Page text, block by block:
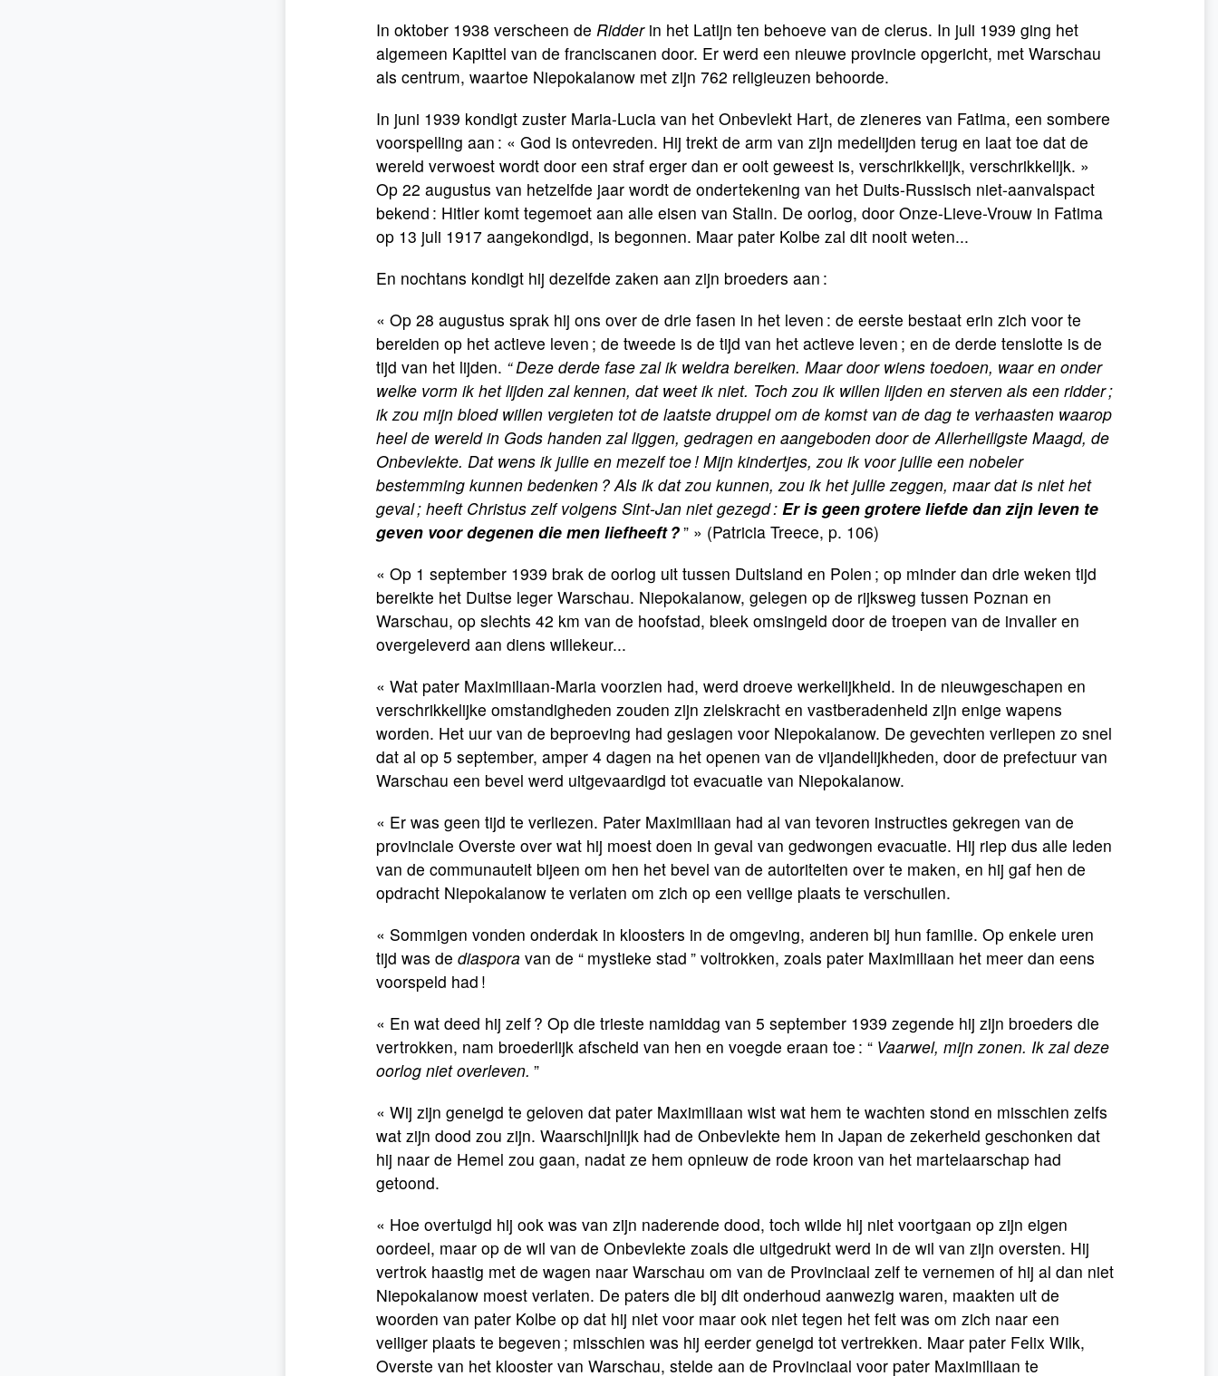
In oktober 1938 verscheen de Ridderin het Latijn ten behoeve van de clerus. In juli 1939 ging het
algemeen Kapittel van de franciscanen door. Er werd een nieuwe provincie opgericht, met Warschau
als centrum, waartoe Niepokalanow met zijn 762 religieuzen behoorde.
In juni 1939 kondigt zuster Maria-Lucia van het Onbevlekt Hart, de zieneres van Fatima, een sombere
voorspelling aan : « God is ontevreden. Hij trekt de arm van zijn medelijden terug en laat toe dat de
wereld verwoest wordt door een straf erger dan er ooit geweest is, verschrikkelijk, verschrikkelijk. »
Op 22 augustus van hetzelfde jaar wordt de ondertekening van het Duits-Russisch niet-aanvalspact
bekend : Hitler komt tegemoet aan alle eisen van Stalin. De oorlog, door Onze-Lieve-Vrouw in Fatima
op 13 juli 1917 aangekondigd, is begonnen. Maar pater Kolbe zal dit nooit weten...
En nochtans kondigt hij dezelfde zaken aan zijn broeders aan :
« Op 28 augustus sprak hij ons over de drie fasen in het leven : de eerste bestaat erin zich voor te
bereiden op het actieve leven ; de tweede is de tijd van het actieve leven ; en de derde tenslotte is de
tijd van het lijden. “Deze derde fase zal ik weldra bereiken. Maar door wiens toedoen, waar en onder
welke vorm ik het lijden zal kennen, dat weet ik niet. Toch zou ik willen lijden en sterven als een ridder ;
ik zou mijn bloed willen vergieten tot de laatste druppel om de komst van de dag te verhaasten waarop
heel de wereld in Gods handen zal liggen, gedragen en aangeboden door de Allerheiligste Maagd, de
Onbevlekte. Dat wens ik jullie en mezelf toe ! Mijn kindertjes, zou ik voor jullie een nobeler
bestemming kunnen bedenken ? Als ik dat zou kunnen, zou ik het jullie zeggen, maar dat is niet het
geval ; heeft Christus zelf volgens Sint-Jan niet gezegd : Er is geen grotere liefde dan zijn leven te
geven voor degenen die men liefheeft ?” » (Patricia Treece, p. 106)
« Op 1 september 1939 brak de oorlog uit tussen Duitsland en Polen ; op minder dan drie weken tijd
bereikte het Duitse leger Warschau. Niepokalanow, gelegen op de rijksweg tussen Poznan en
Warschau, op slechts 42 km van de hoofstad, bleek omsingeld door de troepen van de invaller en
overgeleverd aan diens willekeur...
« Wat pater Maximiliaan-Maria voorzien had, werd droeve werkelijkheid. In de nieuwgeschapen en
verschrikkelijke omstandigheden zouden zijn zielskracht en vastberadenheid zijn enige wapens
worden. Het uur van de beproeving had geslagen voor Niepokalanow. De gevechten verliepen zo snel
dat al op 5 september, amper 4 dagen na het openen van de vijandelijkheden, door de prefectuur van
Warschau een bevel werd uitgevaardigd tot evacuatie van Niepokalanow.
« Er was geen tijd te verliezen. Pater Maximiliaan had al van tevoren instructies gekregen van de
provinciale Overste over wat hij moest doen in geval van gedwongen evacuatie. Hij riep dus alle leden
van de communauteit bijeen om hen het bevel van de autoriteiten over te maken, en hij gaf hen de
opdracht Niepokalanow te verlaten om zich op een veilige plaats te verschuilen.
« Sommigen vonden onderdak in kloosters in de omgeving, anderen bij hun familie. Op enkele uren
tijd was de diaspora van de “ mystieke stad ” voltrokken, zoals pater Maximiliaan het meer dan eens
voorspeld had !
« En wat deed hij zelf ? Op die trieste namiddag van 5 september 1939 zegende hij zijn broeders die
vertrokken, nam broederlijk afscheid van hen en voegde eraan toe : “ Vaarwel, mijn zonen. Ik zal deze
oorlog niet overleven. ”
« Wij zijn geneigd te geloven dat pater Maximiliaan wist wat hem te wachten stond en misschien zelfs
wat zijn dood zou zijn. Waarschijnlijk had de Onbevlekte hem in Japan de zekerheid geschonken dat
hij naar de Hemel zou gaan, nadat ze hem opnieuw de rode kroon van het martelaarschap had
getoond.
« Hoe overtuigd hij ook was van zijn naderende dood, toch wilde hij niet voortgaan op zijn eigen
oordeel, maar op de wil van de Onbevlekte zoals die uitgedrukt werd in de wil van zijn oversten. Hij
vertrok haastig met de wagen naar Warschau om van de Provinciaal zelf te vernemen of hij al dan niet
Niepokalanow moest verlaten. De paters die bij dit onderhoud aanwezig waren, maakten uit de
woorden van pater Kolbe op dat hij niet voor maar ook niet tegen het feit was om zich naar een
veiliger plaats te begeven ; misschien was hij eerder geneigd tot vertrekken. Maar pater Felix Wilk,
Overste van het klooster van Warschau, stelde aan de Provinciaal voor pater Maximiliaan te